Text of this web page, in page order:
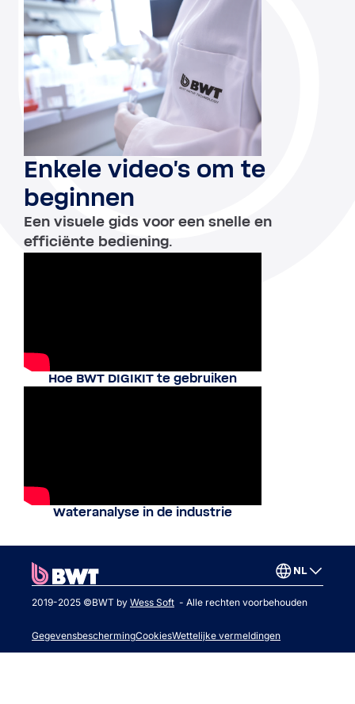
Enkele video's om te
beginnen
Een visuele gids voor een snelle en
efficiënte bediening.
Hoe BWT DIGIKIT te gebruiken
Wateranalyse in de industrie
NL
2019-2025 ©BWT by Wess Soft - Alle rechten voorbehouden
GegevensbeschermingCookiesWettelijke vermeldingen